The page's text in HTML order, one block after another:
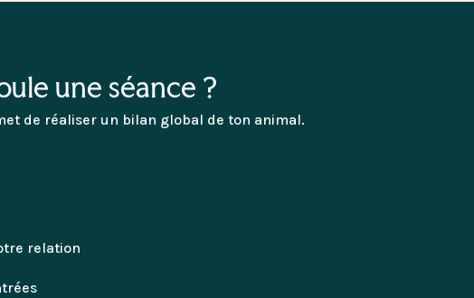
une séance ?
de réaliser un bilan global de ton animal.
relation